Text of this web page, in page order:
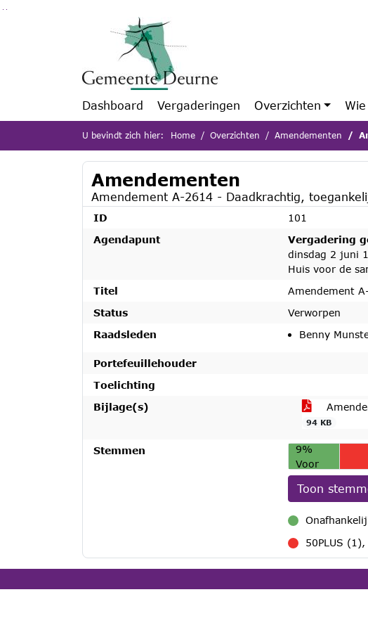
Ga naar de inhoud van deze pagina
Dashboard Vergaderingen Overzichten
U bevindt zich hier: Home Overzichten Amendementen
Amendementen
Amendement A-2614 - Daadkrachtig,
ID
101
Agendapunt
Vergadering
dinsdag 2 juni
Huis voor de
Titel
Amendement
Status
Verworpen
Raadsleden
Benny
Portefeuillehouder
Toelichting
Bijlage(s)
94 KB
Stemmen
9%
Voor
Toon
50PLUS